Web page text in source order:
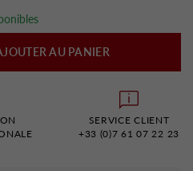
AU PANIER
SERVICE CLIENT
+33 (0)7 61 07 22 23